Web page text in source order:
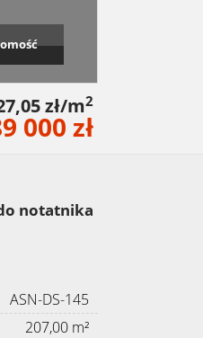
zł/m2
000 zł
notatnika
ASN-DS-145
207,00 m²